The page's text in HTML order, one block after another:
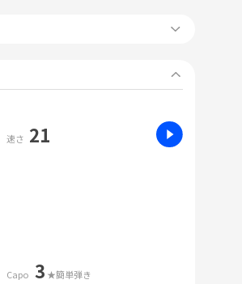
速さ 21
Capo 3 ★簡単弾き